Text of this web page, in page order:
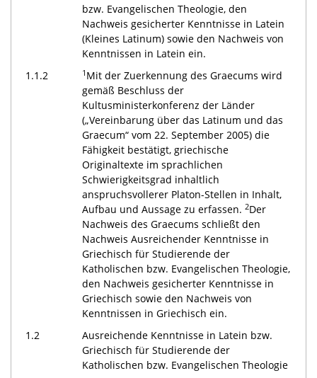
bzw. Evangelischen Theologie, den
Nachweis gesicherter Kenntnisse in Latein
(Kleines Latinum) sowie den Nachweis von
Kenntnissen in Latein ein.
1.1.2
1 Mit der Zuerkennung des Graecums wird
gemäß Beschluss der
Kultusministerkonferenz der Länder
(„Vereinbarung über das Latinum und das
Graecum“ vom 22. September 2005) die
Fähigkeit bestätigt, griechische
Originaltexte im sprachlichen
Schwierigkeitsgrad inhaltlich
anspruchsvollerer Platon-Stellen in Inhalt,
Aufbau und Aussage zu erfassen. 2Der
Nachweis des Graecums schließt den
Nachweis Ausreichender Kenntnisse in
Griechisch für Studierende der
Katholischen bzw. Evangelischen Theologie,
den Nachweis gesicherter Kenntnisse in
Griechisch sowie den Nachweis von
Kenntnissen in Griechisch ein.
1.2
Ausreichende Kenntnisse in Latein bzw.
Griechisch für Studierende der
Katholischen bzw. Evangelischen Theologie